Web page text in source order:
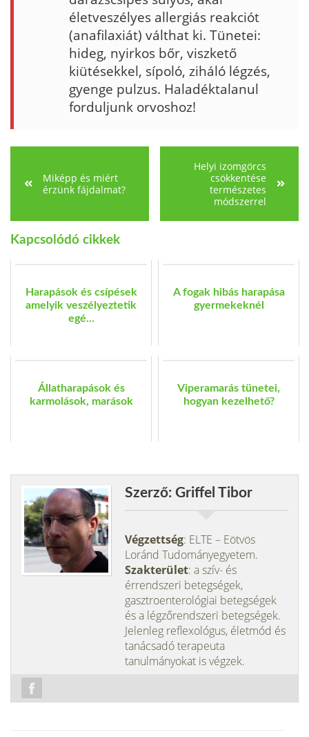
életveszélyes allergiás reakciót
(anafilaxiát) vált­hat ki. Tünetei:
hideg, nyirkos bőr, viszkető
kiütésekkel, sípoló, ziháló légzés,
gyenge pulzus. Haladéktala­nul
forduljunk orvoshoz!
Miképp és miért
érzünk fájdalmat?
Helyi izomgörcs
csökkentése
természetes
módszerrel
Kapcsolódó cikkek
Harapások és csípések
amelyik veszélyeztetik
egé...
A fogak hibás harapása
gyermekeknél
Állatharapások és
karmolások, marások
Viperamarás tünetei,
hogyan kezelhető?
Szerző: Griffel Tibor
Végzettség: ELTE – Eötvös
Loránd Tudományegyetem.
Szakterület: a szív- és
érrendszeri betegségek,
gasztroenterológiai betegségek
és a légzőrendszeri betegségek.
Jelenleg reflexológus, életmód és
tanácsadó terapeuta
tanulmányokat is végzek.